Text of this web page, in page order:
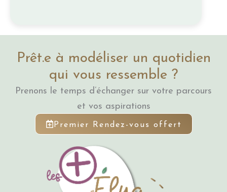
Prêt.e à modéliser un quotidien
qui vous ressemble ?
Prenons le temps d’échanger sur votre parcours
et vos aspirations
Premier Rendez-vous offert